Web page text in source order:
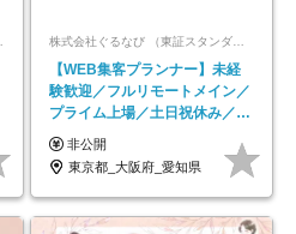
株式会社ぐるなび （東証スタンダード上場）
【WEB集客プランナー】未経
験歓迎／フルリモートメイン／
プライム上場／土日祝休み／東
京・大阪・名古屋
非公開
東京都_大阪府_愛知県